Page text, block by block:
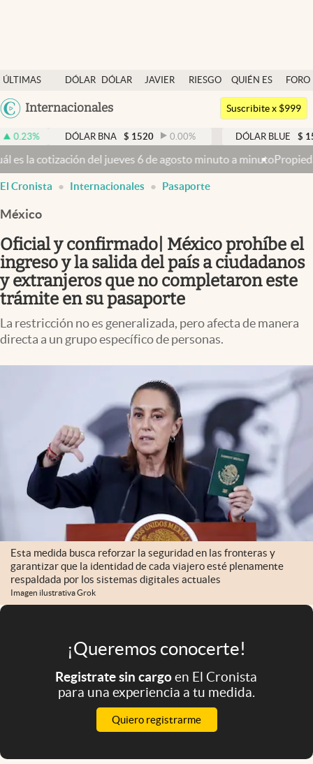
ÚLTIMAS
NOTICIAS
DÓLAR
DÓLAR
JAVIER
RIESGO
QUIÉN ES
QUIÉN
FORO
Argentina
México
Internacionales
Dólar
Members
Economía y Política
Finanzas y Mercados
Mercados Online
Negocios
Columnistas
Otras secciones
Apertura
Infotechnology
Clase
Eventos Corporativos
El Cronista Studio
Mediakit
abre en nueva pestaña
Suscribite x $999
DÓLAR BNA $ 1520 0.00% DÓLAR BLUE $ 1530 -0.65
6 de agosto minuto a minutoPropiedad privada: con cruces y
El Cronista Internacionales Pasaporte
México
Oficial y confirmado| México prohíbe el
ingreso y la salida del país a ciudadanos
y extranjeros que no completaron este
trámite en su pasaporte
La restricción no es generalizada, pero afecta de manera
directa a un grupo específico de personas.
Esta medida busca reforzar la seguridad en las fronteras y
garantizar que la identidad de cada viajero esté plenamente
respaldada por los sistemas digitales actuales
Imagen ilustrativa Grok
¡Queremos conocerte!
Registrate sin cargoen El Cronista
para una experiencia a tu medida.
Quiero registrarme